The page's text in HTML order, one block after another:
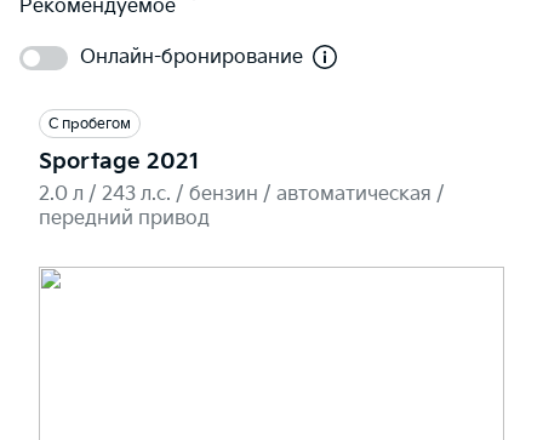
Рекомендуемое
Онлайн-бронирование
С пробегом
Sportage 2021
2.0 л / 243 л.c. / бензин / автоматическая /
передний привод